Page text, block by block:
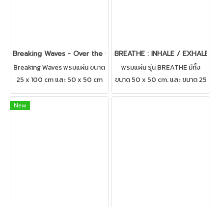
Breaking Waves - Over the Ocean
Breaking Waves พรมแผ่น ขนาด
25 x 100 cm และ 50 x 50 cm
ลายพรมผสมผสานกันอย่าง
ลงตัว สามารถปูได้ทุกสถานที่ เช่น
BREATHE : INHALE / EXHALE
พรมแผ่น รุ่น BREATHE มีทั้ง
ขนาด 50 x 50 cm. และ ขนาด 25
x 100 cm. พรมแผ่นที่มาครบสอง
New